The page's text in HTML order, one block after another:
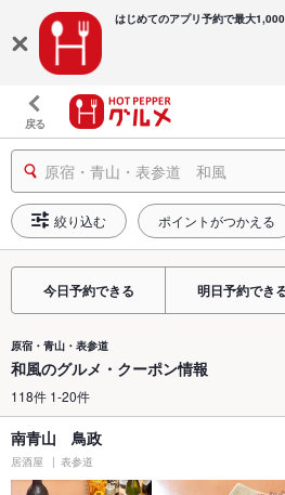
はじめてのアプリ予約で最大
戻る
原宿・青山・表参道 和風
絞り込む ポイントがつかえる
今日予約できる 明日予約でき
原宿・青山・表参道
和風のグルメ・クーポン情報
118件 1-20件
南青山 鳥政
居酒屋 表参道